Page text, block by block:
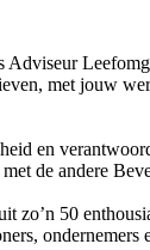
met jouw
en
de andere
50